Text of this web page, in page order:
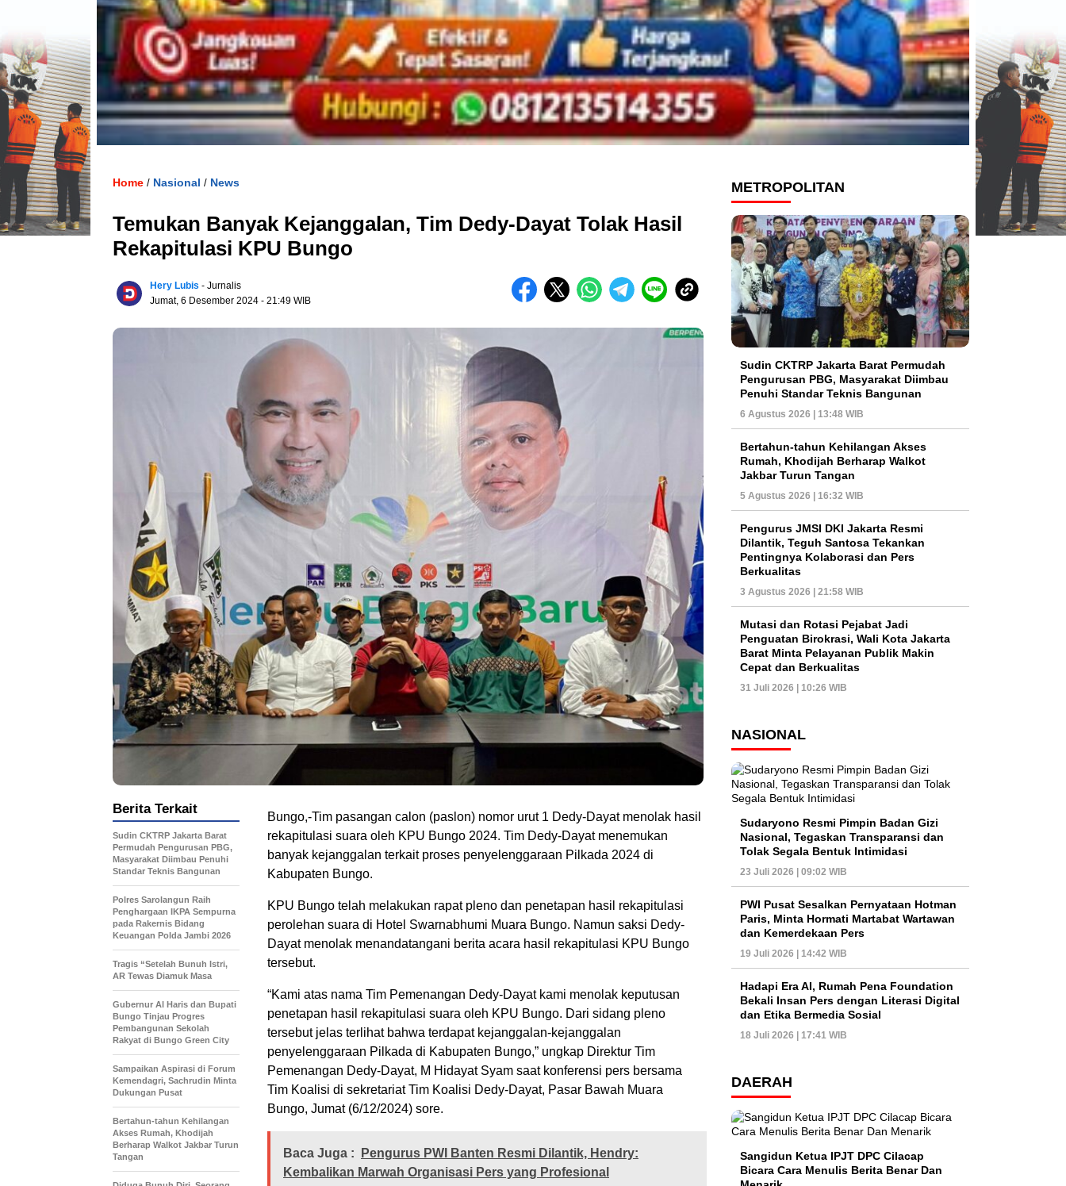
Home / Nasional / News
Temukan Banyak Kejanggalan, Tim Dedy-Dayat Tolak Hasil
Rekapitulasi KPU Bungo
Hery Lubis - Jurnalis
Jumat, 6 Desember 2024 - 21:49 WIB
Bungo,-Tim pasangan calon (paslon) nomor urut 1 Dedy-Dayat menolak hasil
rekapitulasi suara oleh KPU Bungo 2024. Tim Dedy-Dayat menemukan
banyak kejanggalan terkait proses penyelenggaraan Pilkada 2024 di
Kabupaten Bungo.
KPU Bungo telah melakukan rapat pleno dan penetapan hasil rekapitulasi
perolehan suara di Hotel Swarnabhumi Muara Bungo. Namun saksi Dedy-
Dayat menolak menandatangani berita acara hasil rekapitulasi KPU Bungo
tersebut.
“Kami atas nama Tim Pemenangan Dedy-Dayat kami menolak keputusan
penetapan hasil rekapitulasi suara oleh KPU Bungo. Dari sidang pleno
tersebut jelas terlihat bahwa terdapat kejanggalan-kejanggalan
penyelenggaraan Pilkada di Kabupaten Bungo,” ungkap Direktur Tim
Pemenangan Dedy-Dayat, M Hidayat Syam saat konferensi pers bersama
Tim Koalisi di sekretariat Tim Koalisi Dedy-Dayat, Pasar Bawah Muara
Bungo, Jumat (6/12/2024) sore.
Baca Juga :
Pengurus PWI Banten Resmi Dilantik, Hendry:
Kembalikan Marwah Organisasi Pers yang Profesional
Berita Terkait
Sudin CKTRP Jakarta Barat
Permudah Pengurusan PBG,
Masyarakat Diimbau Penuhi
Standar Teknis Bangunan
Polres Sarolangun Raih
Penghargaan IKPA Sempurna
pada Rakernis Bidang
Keuangan Polda Jambi 2026
Tragis “Setelah Bunuh Istri,
AR Tewas Diamuk Masa
​Gubernur Al Haris dan Bupati
Bungo Tinjau Progres
Pembangunan Sekolah
Rakyat di Bungo Green City
Sampaikan Aspirasi di Forum
Kemendagri, Sachrudin Minta
Dukungan Pusat
Bertahun-tahun Kehilangan
Akses Rumah, Khodijah
Berharap Walkot Jakbar Turun
Tangan
METROPOLITAN
Sudin CKTRP Jakarta Barat Permudah
Pengurusan PBG, Masyarakat Diimbau
Penuhi Standar Teknis Bangunan
6 Agustus 2026 | 13:48 WIB
Bertahun-tahun Kehilangan Akses
Rumah, Khodijah Berharap Walkot
Jakbar Turun Tangan
5 Agustus 2026 | 16:32 WIB
Pengurus JMSI DKI Jakarta Resmi
Dilantik, Teguh Santosa Tekankan
Pentingnya Kolaborasi dan Pers
Berkualitas
3 Agustus 2026 | 21:58 WIB
Mutasi dan Rotasi Pejabat Jadi
Penguatan Birokrasi, Wali Kota Jakarta
Barat Minta Pelayanan Publik Makin
Cepat dan Berkualitas
31 Juli 2026 | 10:26 WIB
NASIONAL
Sudaryono Resmi Pimpin Badan Gizi
Nasional, Tegaskan Transparansi dan
Tolak Segala Bentuk Intimidasi
23 Juli 2026 | 09:02 WIB
PWI Pusat Sesalkan Pernyataan Hotman
Paris, Minta Hormati Martabat Wartawan
dan Kemerdekaan Pers
19 Juli 2026 | 14:42 WIB
Hadapi Era AI, Rumah Pena Foundation
Bekali Insan Pers dengan Literasi Digital
dan Etika Bermedia Sosial
18 Juli 2026 | 17:41 WIB
DAERAH
Sangidun Ketua IPJT DPC Cilacap
Bicara Cara Menulis Berita Benar Dan